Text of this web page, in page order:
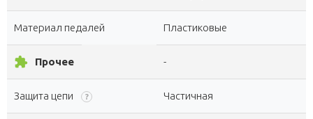
Материал педалей Пластиковые
extension Прочее -
Защита цепи ? Частичная